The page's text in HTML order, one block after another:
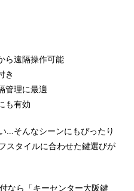
ら遠隔操作可能
き
管理に最適
も有効
…そんなシーンにもぴったり
スタイルに合わせた鍵選びが
なら「キーセンター大阪鍵